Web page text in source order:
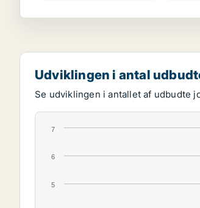
Udviklingen i antal
Se udviklingen i antallet af udbudte
5
6
7